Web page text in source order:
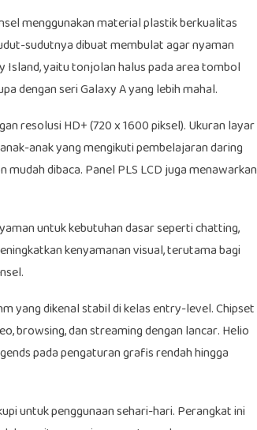
menggunakan material plastik berkualitas
sudutnya dibuat membulat agar nyaman
Island, yaitu tonjolan halus pada area tombol
dengan seri Galaxy A yang lebih mahal.
resolusi HD+ (720 x 1600 piksel). Ukuran layar
anak yang mengikuti pembelajaran daring
dibaca. Panel PLS LCD juga menawarkan
untuk kebutuhan dasar seperti chatting,
kenyamanan visual, terutama bagi
yang dikenal stabil di kelas entry-level. Chipset
browsing, dan streaming dengan lancar. Helio
pada pengaturan grafis rendah hingga
untuk penggunaan sehari-hari. Perangkat ini